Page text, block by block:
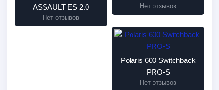
ASSAULT ES 2.0
Нет отзывов
Нет отзывов
Polaris 600 Switchback
PRO-S
Нет отзывов